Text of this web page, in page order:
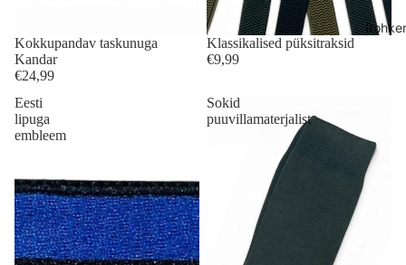
Kokkupandav taskunuga
Kandar
€24,99
Klassikalised püksitraksid
€9,99
Eesti
lipuga
embleem
Sokid
puuvillamaterjalist